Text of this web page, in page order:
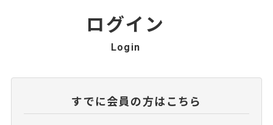
を
ログイン
Login
すでに会員の方はこちら